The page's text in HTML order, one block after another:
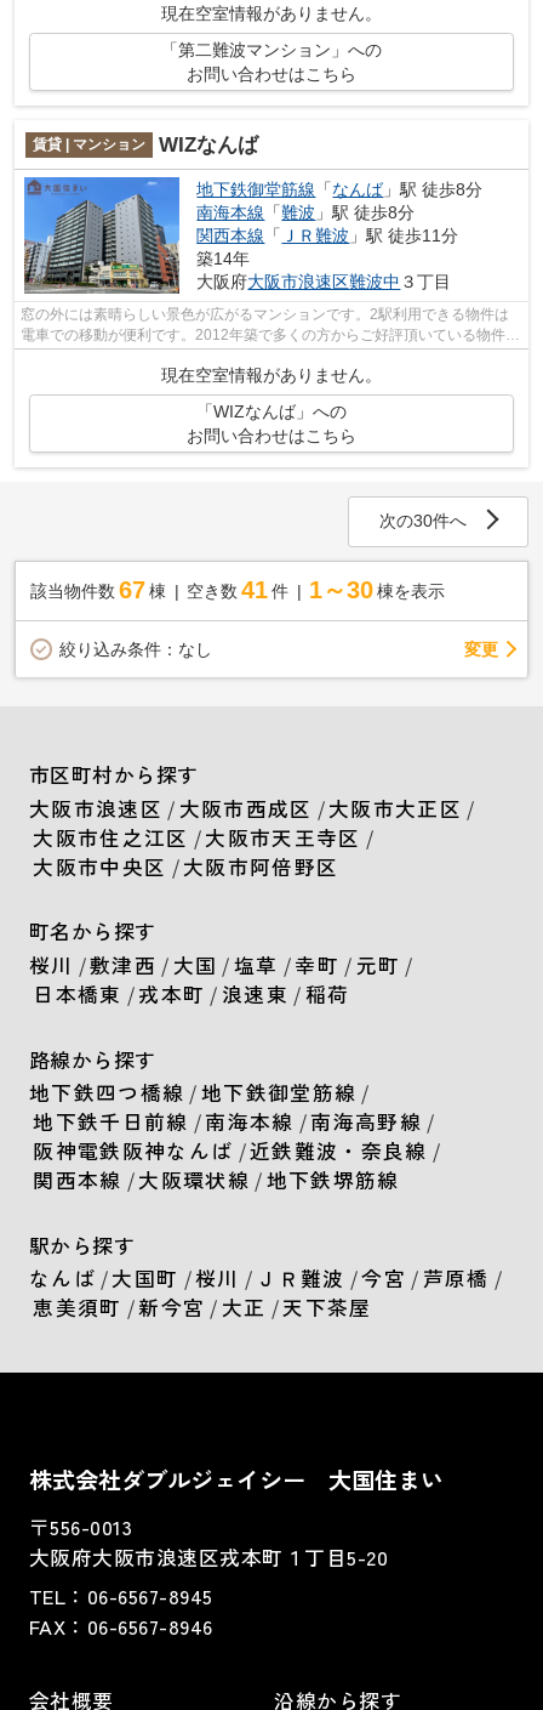
現在空室情報がありません。
「第二難波マンション」への
お問い合わせはこちら
賃貸 | マンション WIZなんば
地下鉄御堂筋線 「なんば」駅 徒歩8分
南海本線 「難波 」駅 徒歩8分
関西本線 「 ＪＲ難波 」駅 徒歩11分
築14年
大阪府大阪市浪速区難波中 ３丁目
窓の外には素晴らしい景色が広がるマンションです。2駅利用できる物件は
電車での移動が便利です。2012年築で多くの方からご好評頂いている物件で
現在空室情報がありません。
「WIZなんば」への
お問い合わせはこちら
次の30件へ
該当物件数 67棟 空き数 41 件 1～30 棟を表示
絞り込み条件： なし 変更
市区町村から探す
大阪市浪速区 / 大阪市西成区 /大阪市大正区 /
大阪市住之江区 /大阪市天王寺区 /
大阪市中央区 /大阪市阿倍野区
町名から探す
桜川 /敷津西 / 大国 /塩草 /幸町 / 元町 /
日本橋東 /戎本町 / 浪速東 /稲荷
路線から探す
地下鉄四つ橋線 /地下鉄御堂筋線 /
地下鉄千日前線 /南海本線 /南海高野線 /
阪神電鉄阪神なんば /近鉄難波・奈良線 /
関西本線 /大阪環状線 /地下鉄堺筋線
駅から探す
なんば /大国町 /桜川 / ＪＲ難波 /今宮 / 芦原橋 /
恵美須町 /新今宮 / 大正 /天下茶屋
株式会社ダブルジェイシー 大国住まい
〒556-0013
大阪府大阪市浪速区戎本町１丁目5-20
TEL： 06-6567-8945
FAX：06-6567-8946
会社概要 沿線から探す